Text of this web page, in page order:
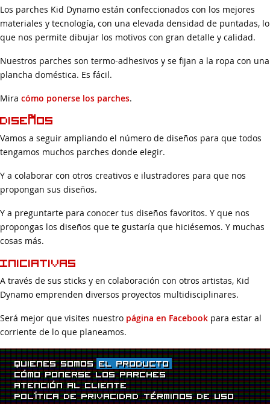
Los parches Kid Dynamo están confeccionados con los mejores
materiales y tecnología, con una elevada densidad de puntadas, lo
que nos permite dibujar los motivos con gran detalle y calidad.
Nuestros parches son termo-adhesivos y se fijan a la ropa con una
plancha doméstica. Es fácil.
Mira cómo ponerse los parches.
Diseños
Vamos a seguir ampliando el número de diseños para que todos
tengamos muchos parches donde elegir.
Y a colaborar con otros creativos e ilustradores para que nos
propongan sus diseños.
Y a preguntarte para conocer tus diseños favoritos. Y que nos
propongas los diseños que te gustaría que hiciésemos. Y muchas
cosas más.
Iniciativas
A través de sus sticks y en colaboración con otros artistas, Kid
Dynamo emprenden diversos proyectos multidisciplinares.
Será mejor que visites nuestro página en Facebook para estar al
corriente de lo que planeamos.
Quienes somos El producto
Cómo ponerse los parches
Atención al Cliente
Política de Privacidad Términos de uso